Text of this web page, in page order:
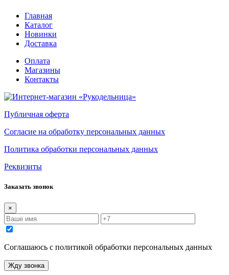
Главная
Каталог
Новинки
Доставка
Оплата
Магазины
Контакты
Публичная оферта
Согласие на обработку персональных данных
Политика обработки персональных данных
Реквизиты
Заказать звонок
×
Соглашаюсь с политикой обработки персональных данных
Жду звонка